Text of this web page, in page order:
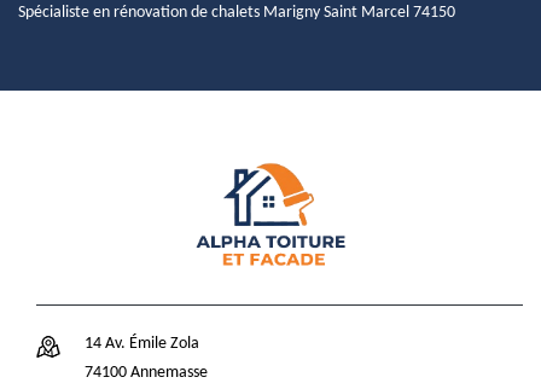
Spécialiste en rénovation de chalets Marigny Saint Marcel 74150
14 Av. Émile Zola
74100 Annemasse